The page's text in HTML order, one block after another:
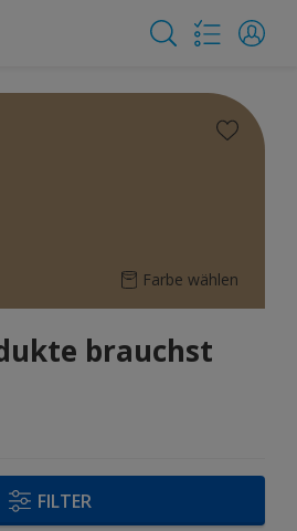
Farbe wählen
brauchst
FILTER